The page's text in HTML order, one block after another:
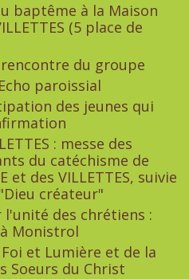
baptême à la Maison
(5 place de
rencontre du groupe
paroissial
des jeunes qui
: messe des
du catéchisme de
et des VILLETTES, suivie
créateur"
l'unité des chrétiens :
Monistrol
et Lumière et de la
Soeurs du Christ